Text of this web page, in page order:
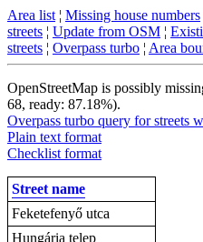
Area list ¦ Missing house numbers
streets ¦ Update from OSM ¦
streets ¦ Overpass turbo ¦ Area
OpenStreetMap is possibly
68, ready: 87.18%).
Overpass turbo query for streets
Plain text format
Checklist format
Street name
Feketefenyő utca
Hungária telep